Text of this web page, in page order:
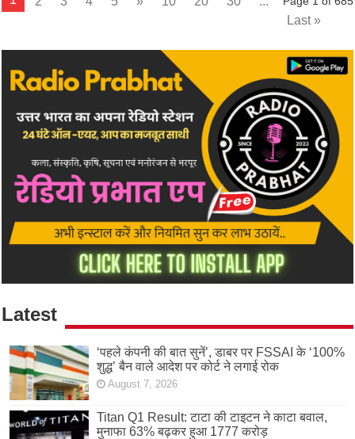
Last »
Latest
‘पहले कंपनी की बात सुनें’, डाबर पर FSSAI के ‘100%
शुद्ध’ बैन वाले आदेश पर कोर्ट ने लगाई रोक
August 7, 2026
Titan Q1 Result: टाटा की टाइटन ने काटा बवाल,
मुनाफा 63% बढ़कर हुआ 1777 करोड़